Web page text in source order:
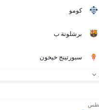
كومو
برشلونة ب
سبورتينج خيخون